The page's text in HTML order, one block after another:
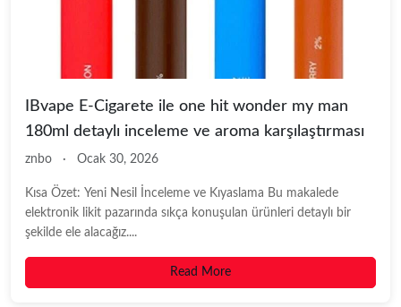
IBvape E-Cigarete ile one hit wonder my man
180ml detaylı inceleme ve aroma karşılaştırması
znbo · Ocak 30, 2026
Kısa Özet: Yeni Nesil İnceleme ve Kıyaslama Bu makalede
elektronik likit pazarında sıkça konuşulan ürünleri detaylı bir
şekilde ele alacağız....
Read More